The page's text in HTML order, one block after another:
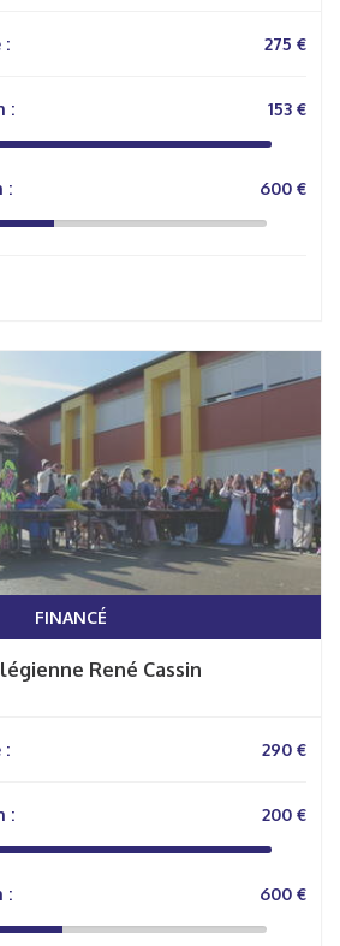
: 275 €
:
153 €
:
600 €
FINANCÉ
René Cassin
: 290 €
:
200 €
:
600 €